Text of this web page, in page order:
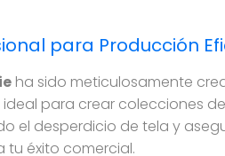
para Producción
ha sido meticulosamente
ideal para crear colecciones
el desperdicio de tela y
tu éxito comercial.